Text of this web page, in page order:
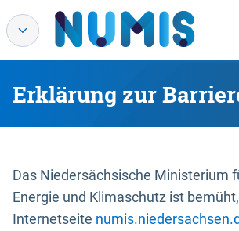
Erklärung zur
Das Niedersächsische Ministerium
Energie und Klimaschutz ist
Internetseite